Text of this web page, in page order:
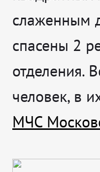
слаженным
спасены 2
отделения.
человек, в
МЧС